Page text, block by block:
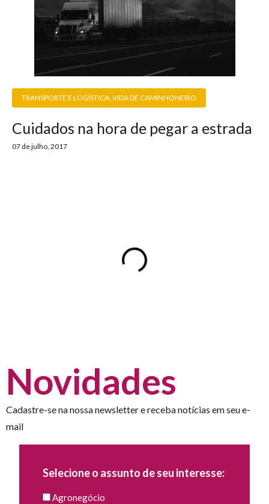
TRANSPORTE E LOGÍSTICA VIDA DE CAMINHONEIRO
Cuidados na hora de pegar a estrada
07 de julho, 2017
Novidades
Cadastre-se na nossa newsletter e receba notícias em seu e-
mail
Selecione o assunto de seu interesse:
Agronegócio